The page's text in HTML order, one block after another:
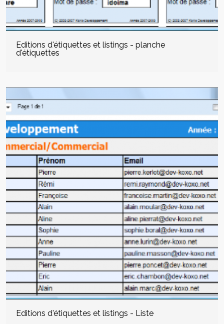
Editions d'étiquettes et listings - planche
d'étiquettes
Editions d'étiquettes et listings - Liste